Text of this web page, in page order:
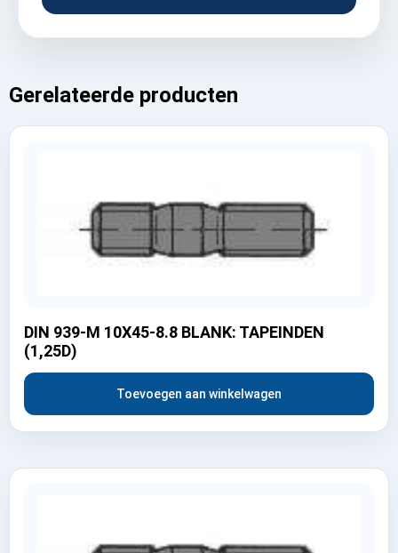
Gerelateerde producten
DIN 939-M 10X45-8.8 BLANK: TAPEINDEN
(1,25D)
Toevoegen aan winkelwagen